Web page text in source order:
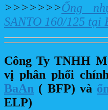
>>>>>>>Ống
SANTO 160/125 tại
Công Ty TNHH
vị phân phối
BaAn ( BFP) và
ELP)